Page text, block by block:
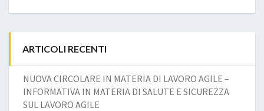
ARTICOLI RECENTI
NUOVA CIRCOLARE IN MATERIA DI LAVORO AGILE –
INFORMATIVA IN MATERIA DI SALUTE E SICUREZZA
SUL LAVORO AGILE